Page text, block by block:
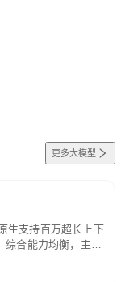
更多大模型
生支持百万超长上下
综合能力均衡，主打
基础 RAG、批量